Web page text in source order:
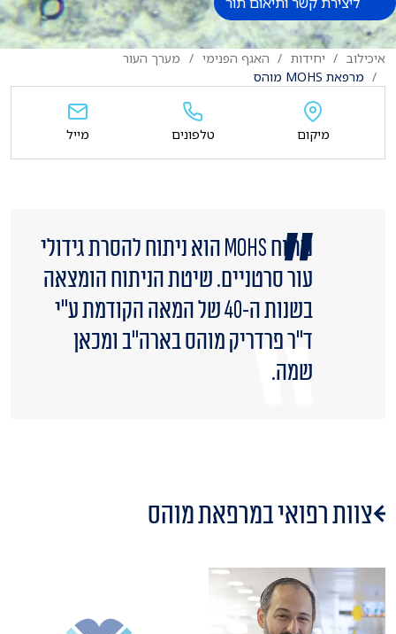
איכילוב יחידות האגף הפנימי
מערך העור
מרפאת MOHS מוהס
ניתוח MOHS הוא ניתוח להסרת גידולי
עור סרטניים. שיטת הניתוח הומצאה
בשנות ה-40 של המאה הקודמת ע"י
ד"ר פרדריק מוהס בארה"ב ומכאן
שמה.
צוות רפואי במרפאת מוהס
מיקום טלפונים מייל